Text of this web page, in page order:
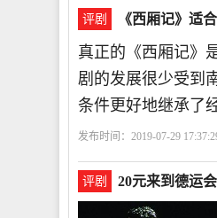
评剧 《西厢记》适
真正的《西厢记》
剧的发展很少受到
条件更好地继承了
发布时间：2019-07-29
评剧 20元来到德运